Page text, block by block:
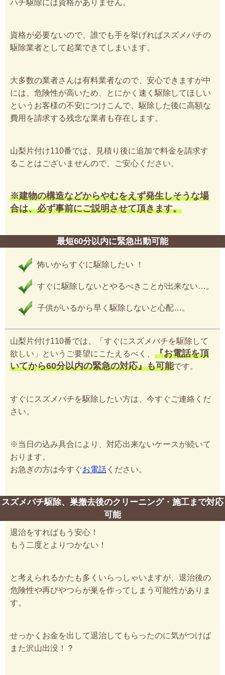
ハチ駆除には資格がありません。
資格が必要ないので、誰でも手を挙げればスズメバチの
駆除業者として起業できてしまいます。
大多数の業者さんは有料業者なので、安心できますが中
には、危険性が高いため、とにかく速く駆除してほしい
というお客様の不安につけこんで、駆除した後に高額な
費用を請求する残念な業者も存在します。
山梨片付け110番では、見積り後に追加で料金を請求す
ることはございませんので、ご安心ください。
※建物の構造などからやむをえず発生しそうな場
合は、必ず事前にご説明させて頂きます。
最短60分以内に緊急出動可能
怖いからすぐに駆除したい ！
すぐに駆除しないとやるべきことが出来ない…。
子供がいるから早く駆除しないと心配…。
山梨片付け110番では、「すぐにスズメバチを駆除して
欲しい」というご要望にこたえるべく、 『お電話を頂
いてから60分以内の緊急の対応』も可能です。
すぐにスズメバチを駆除したい方は、今すぐご連絡くだ
さい。
※当日の込み具合により、対応出来ないケースが続いて
おります。
お急ぎの方は今すぐお電話 ください。
スズメバチ駆除、巣撤去後のクリーニング・施工まで対応
可能
退治をすればもう安心！
もう二度とよりつかない！
と考えられるかたも多くいらっしゃいますが、退治後の
危険性や再びやつらが巣を作ってしまう可能性がありま
す。
せっかくお金を出して退治してもらったのに気がつけば
また沢山出没！？